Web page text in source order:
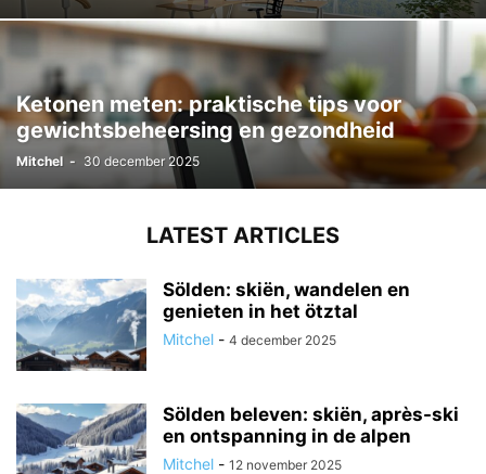
Ketonen meten: praktische tips voor
gewichtsbeheersing en gezondheid
Mitchel - 30 december 2025
LATEST ARTICLES
Sölden: skiën, wandelen en
genieten in het ötztal
Mitchel - 4 december 2025
Sölden beleven: skiën, après-ski
en ontspanning in de alpen
Mitchel - 12 november 2025